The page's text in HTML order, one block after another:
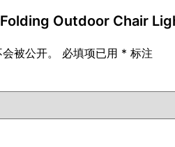
Outdoor Chair
被公开。 必填项已用 * 标注